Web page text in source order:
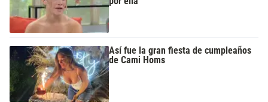
Así fue la gran fiesta de cumpleaños
de Cami Homs